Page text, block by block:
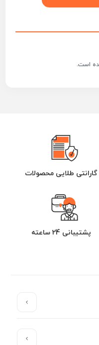
است.
گارانتی طلایی محصولات
پشتیبانی 24 ساعته